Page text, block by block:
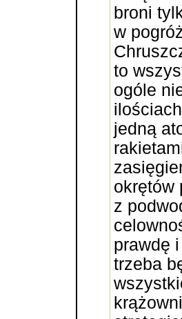
broni
w
to
ogóle
jedną
okrętów
z
prawdę
trzeba